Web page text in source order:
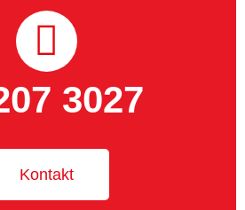
3027
Kontakt